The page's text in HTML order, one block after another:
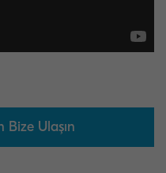
Bize Ulaşın